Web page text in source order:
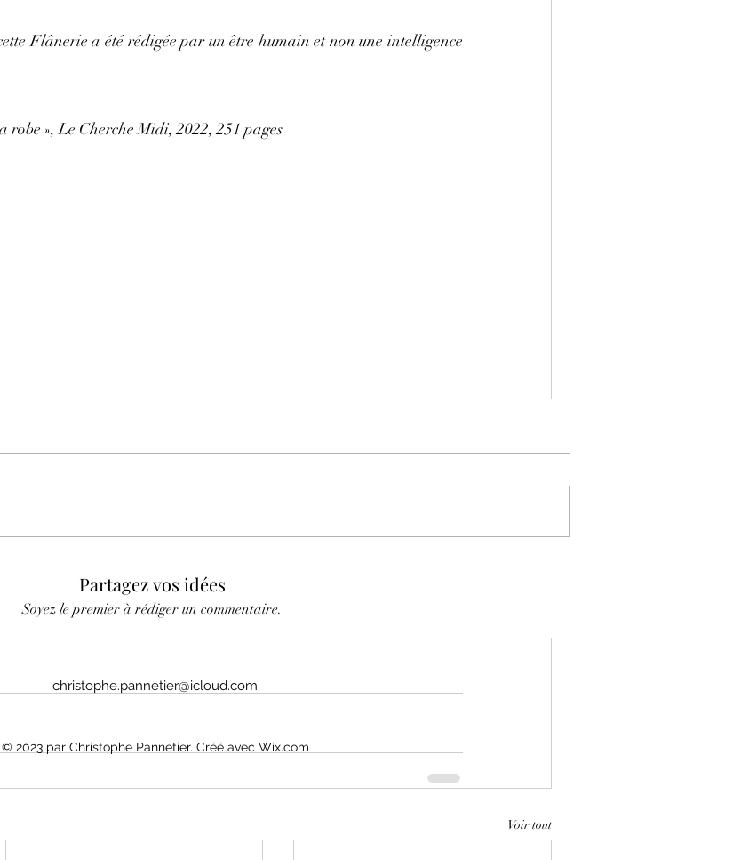
Flânerie a été rédigée par un être humain et non une intelligence
», Le Cherche Midi, 2022, 251 pages
Voir tout
Partagez vos idées
Soyez le premier à rédiger un commentaire.
christophe.pannetier@icloud.com
© 2023 par Christophe Pannetier. Créé avec Wix.com